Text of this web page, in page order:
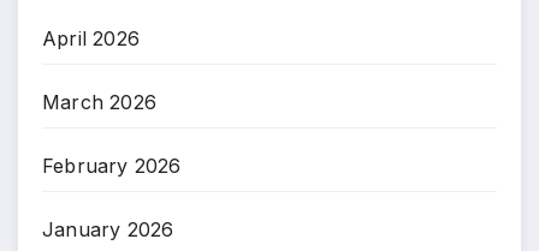
April 2026
March 2026
February 2026
January 2026